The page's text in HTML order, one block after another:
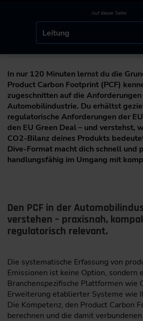
Auf dieser Seite:
Leitung
In nur 120 Minuten lernst du die
Product Carbon Footprint (PCF)
zugeschnitten auf die
Automobilindustrie. Du erhältst
regulatorische Anforderungen der
den EU Green Deal – und verstehst,
CO2-Bilanz deines Produkts
Dive-Format macht dich schnell und
handlungsfähig im Umgang mit
Den PCF in der
verstehen – praxisnah,
regulatorisch relevant.
Die systematische Erfassung von
Emissionen ist keine Option, sondern
Branchenspezifische Plattformen wie
Erweiterung etablierter Systeme wie
Die Kompetenz, den Product Carbon
berechnen und die damit